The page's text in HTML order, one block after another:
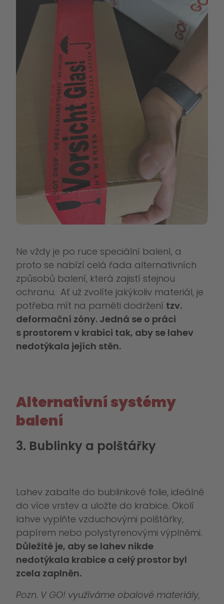
Ne vždy je po ruce speciální balení, a
proto se nabízí celá řada alternativních
způsobů balení, která zajistí stejnou
ochranu. Ať už zvolíte jakýkoliv materiál, je
potřeba mít na paměti dodržení tzv.
deformační zóny. Jedná se o práci
s prostorem v krabici tak, aby se lahev
nedotýkala jejích stěn.
Alternativní systémy
balení
3. Bublinky a polštářky
Lahev zabalte do bublinkové folie, ideálně
do více vrstev a uložte do krabice. Okolí
lahve vyplňte vzduchovými polštářky,
papírem nebo polystyrenovými výplněmi.
Důležité je, aby se lahev nikde
nedotýkala krabice a celý prostor byl
zcela zaplněn.
Pozn. V GO! využíváme obalové materiály,